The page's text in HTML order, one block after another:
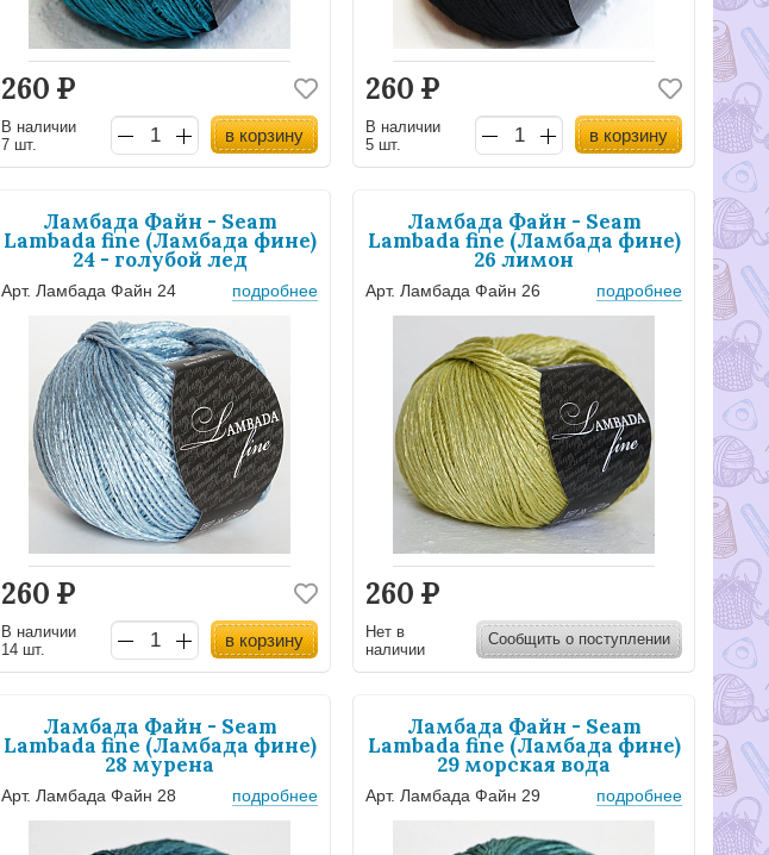
260 Р
В наличии
7 шт.
в корзину
260 Р
В наличии
5 шт.
в корзину
Ламбада Файн - Seam
Lambada fine (Ламбада фине)
24 - голубой лед
Арт. Ламбада Файн 24 подробнее
260 Р
В наличии
14 шт.
в корзину
Ламбада Файн - Seam
Lambada fine (Ламбада фине)
26 лимон
Арт. Ламбада Файн 26 подробнее
260 Р
Нет в
наличии
Сообщить о поступлении
Ламбада Файн - Seam
Lambada fine (Ламбада фине)
28 мурена
Арт. Ламбада Файн 28 подробнее
Ламбада Файн - Seam
Lambada fine (Ламбада фине)
29 морская вода
Арт. Ламбада Файн 29 подробнее